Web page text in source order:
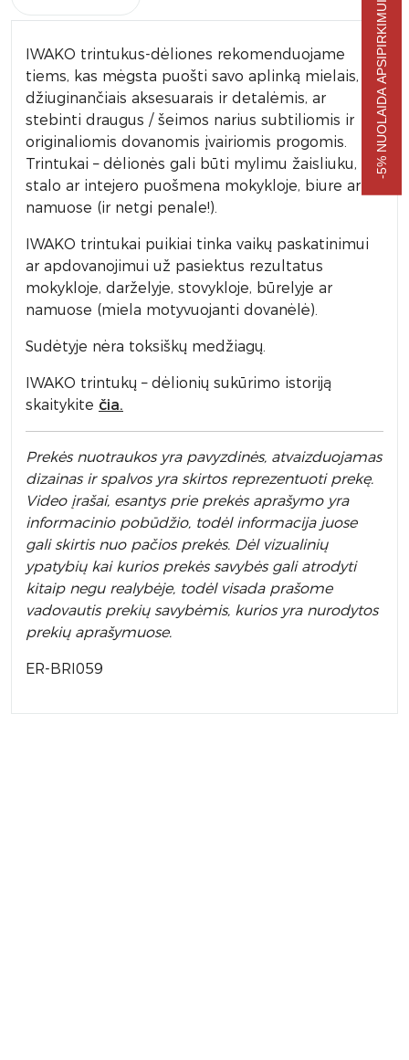
IWAKO trintukus-dėliones rekomenduojame
tiems, kas mėgsta puošti savo aplinką mielais, akį
džiuginančiais aksesuarais ir detalėmis, ar
stebinti draugus / šeimos narius subtiliomis ir
originaliomis dovanomis įvairiomis progomis.
Trintukai – dėlionės gali būti mylimu žaisliuku,
stalo ar intejero puošmena mokykloje, biure ar
namuose (ir netgi penale!).
IWAKO trintukai puikiai tinka vaikų paskatinimui
ar apdovanojimui už pasiektus rezultatus
mokykloje, darželyje, stovykloje, būrelyje ar
namuose (miela motyvuojanti dovanėlė).
Sudėtyje nėra toksiškų medžiagų.
IWAKO trintukų – dėlionių sukūrimo istoriją
skaitykite čia.
Prekės nuotraukos yra pavyzdinės, atvaizduojamas
dizainas ir spalvos yra skirtos reprezentuoti prekę.
Video įrašai, esantys prie prekės aprašymo yra
informacinio pobūdžio, todėl informacija juose
gali skirtis nuo pačios prekės. Dėl vizualinių
ypatybių kai kurios prekės savybės gali atrodyti
kitaip negu realybėje, todėl visada prašome
vadovautis prekių savybėmis, kurios yra nurodytos
prekių aprašymuose.
ER-BRI059
-5% NUOLAIDA APSIPIRKIMUI